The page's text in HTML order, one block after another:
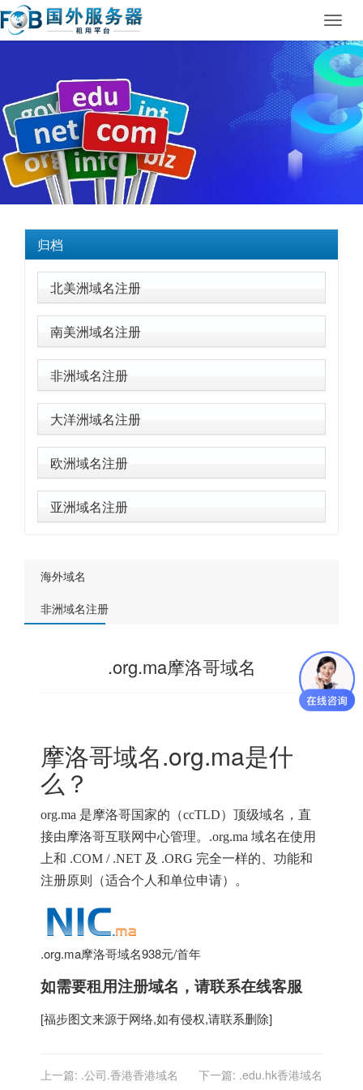
归档
北美洲域名注册
南美洲域名注册
非洲域名注册
大洋洲域名注册
欧洲域名注册
亚洲域名注册
海外域名
非洲域名注册
.org.ma摩洛哥域名
摩洛哥域名.org.ma是什
么？
org.ma 是摩洛哥国家的（ccTLD）顶级域名，直
接由摩洛哥互联网中心管理。.org.ma 域名在使用
上和 .COM / .NET 及 .ORG 完全一样的、功能和
注册原则（适合个人和单位申请）。
.org.ma摩洛哥域名938元/首年
如需要租用注册域名 ，请联系在线客服
[福步图文来源于网络,如有侵权,请联系删除]
上一篇: .公司.香港香港域名 下一篇: .edu.hk香港域名